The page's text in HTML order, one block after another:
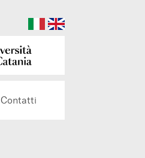
Contatti